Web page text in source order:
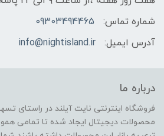
شماره تماس:
09303494465
آدرس ایمیل:
info@nightisland.ir
درباره ما
فروشگاه اینترنتی نایت آیلند در راستای
محصولات دیجیتال ایجاد شده تا تمامی